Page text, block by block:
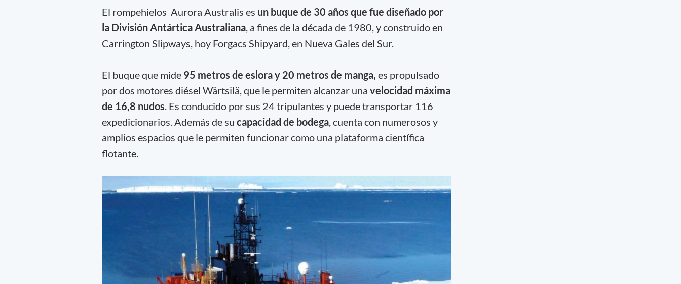
El rompehielos Aurora Australis es un buque de 30 años que fue diseñado por
la División Antártica Australiana, a fines de la década de 1980, y construido en
Carrington Slipways, hoy Forgacs Shipyard, en Nueva Gales del Sur.
El buque que mide95 metros de eslora y 20 metros de manga, es propulsado
por dos motores diésel Wärtsilä, que le permiten alcanzar una velocidad máxima
de 16,8 nudos . Es conducido por sus 24 tripulantes y puede transportar 116
expedicionarios. Además de su capacidad de bodega, cuenta con numerosos y
amplios espacios que le permiten funcionar como una plataforma científica
flotante.